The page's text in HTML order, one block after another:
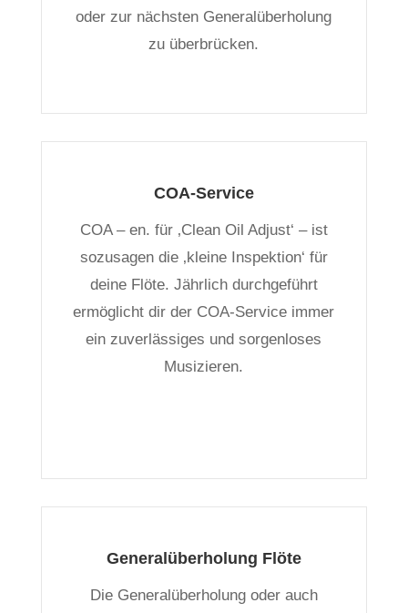
oder zur nächsten Generalüberholung
zu überbrücken.
COA-Service
COA – en. für ‚Clean Oil Adjust‘ – ist
sozusagen die ‚kleine Inspektion‘ für
deine Flöte. Jährlich durchgeführt
ermöglicht dir der COA-Service immer
ein zuverlässiges und sorgenloses
Musizieren.
Generalüberholung Flöte
Die Generalüberholung oder auch